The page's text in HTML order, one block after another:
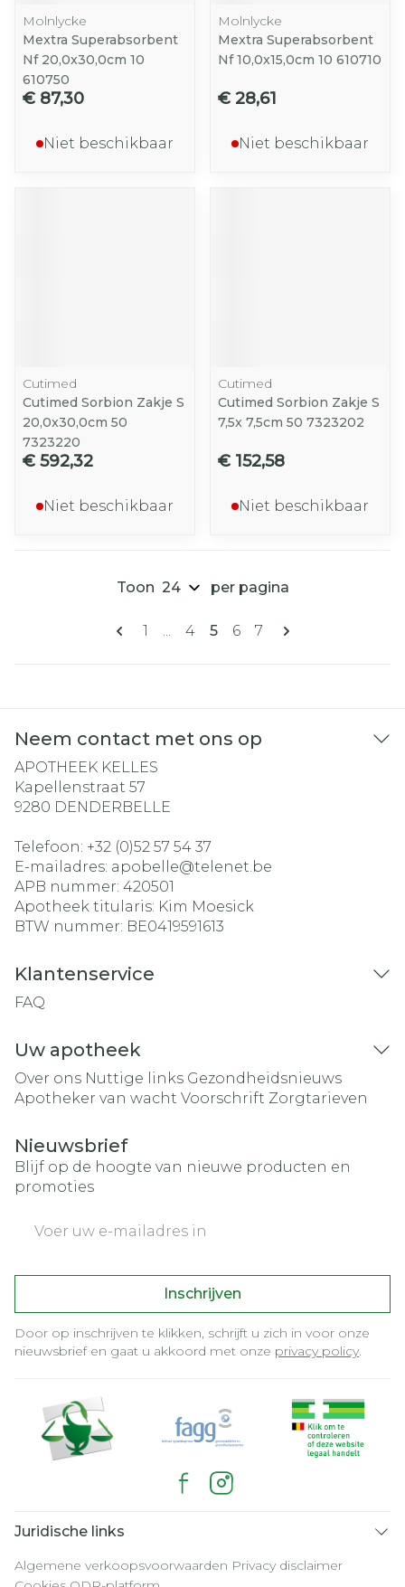
Molnlycke
Mextra Superabsorbent
Nf 20,0x30,0cm 10
610750
€ 87,30
Niet beschikbaar
Molnlycke
Mextra Superabsorbent
Nf 10,0x15,0cm 10 610710
€ 28,61
Niet beschikbaar
Cutimed
Cutimed Sorbion Zakje S
20,0x30,0cm 50
7323220
€ 592,32
Niet beschikbaar
Cutimed
Cutimed Sorbion Zakje S
7,5x 7,5cm 50 7323202
€ 152,58
Niet beschikbaar
Pagina's
Pagina
1 ... Pagina
4 U lees momenteel pagina
5 Pagina
6 Pagina
7
Toon per pagina
Neem contact met ons op
APOTHEEK KELLES
Kapellenstraat 57
9280 DENDERBELLE
Telefoon: +32 (0)52 57 54 37
E-mailadres: apobelle@telenet.be
APB nummer: 420501
Apotheek titularis: Kim Moesick
BTW nummer: BE0419591613
Klantenservice
FAQ
Uw apotheek
Over ons Nuttige links Gezondheidsnieuws
Apotheker van wacht Voorschrift Zorgtarieven
Nieuwsbrief
Blijf op de hoogte van nieuwe producten en
promoties
Inschrijven
Door op inschrijven te klikken, schrijft u zich in voor onze
nieuwsbrief en gaat u akkoord met onze privacy policy.
Juridische links
Algemene verkoopsvoorwaarden Privacy disclaimer